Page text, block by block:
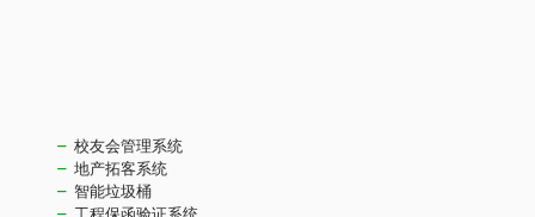
校友会管理系统
地产拓客系统
智能垃圾桶
工程保函验证系统